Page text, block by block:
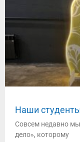
Наши
Совсем недавно
дело», которому